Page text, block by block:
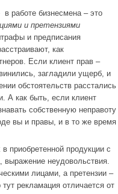
в работе бизнесмена – это
и претензиями
и предписания
как
Если клиент прав –
загладили ущерб, и
обстоятельств расстались
А как быть, если клиент
собственную неправоту
вы и правы, и в то же время
приобретенной продукции с
выражение неудовольствия.
лицами, а претензии –
рекламация отличается от